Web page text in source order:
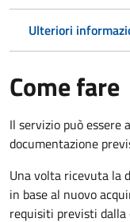
Ulteriori
Come fare
Il servizio può
documentazione
Una volta ricevuta la
in base al nuovo
requisiti previsti dalla